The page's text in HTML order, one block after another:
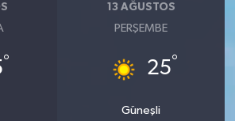
°
13 AĞUSTOS
PERŞEMBE
25°
Güneşli